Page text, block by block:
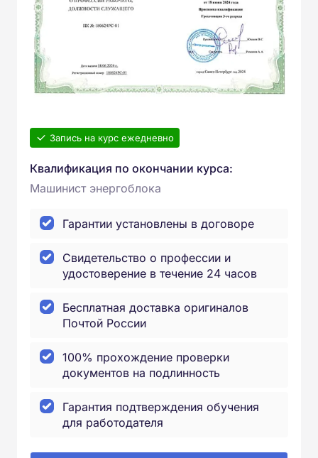
Запись на курс ежедневно
Квалификация по окончании курса:
Машинист энергоблока
Гарантии установлены в договоре
Свидетельство о профессии и
удостоверение в течение 24 часов
Бесплатная доставка оригиналов
Почтой России
100% прохождение проверки
документов на подлинность
Гарантия подтверждения обучения
для работодателя